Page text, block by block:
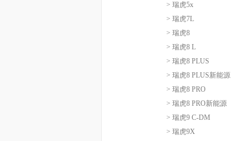
> 瑞虎5x
> 瑞虎7L
> 瑞虎8
> 瑞虎8 L
> 瑞虎8 PLUS
> 瑞虎8 PLUS新能源
> 瑞虎8 PRO
> 瑞虎8 PRO新能源
> 瑞虎9 C-DM
> 瑞虎9X